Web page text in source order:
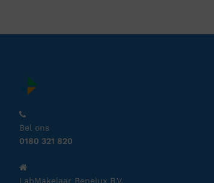
Bel ons
0180 321 820
LabMakelaar Benelux B.V.